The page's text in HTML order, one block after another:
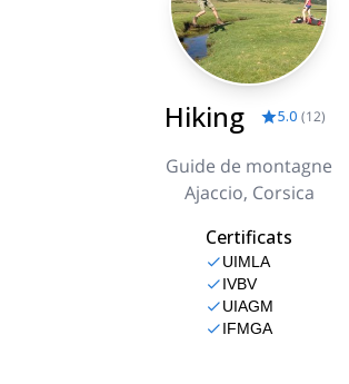
Hiking 5.0 (12)
Guide de montagne
Ajaccio, Corsica
Certificats
UIMLA
IVBV
UIAGM
IFMGA